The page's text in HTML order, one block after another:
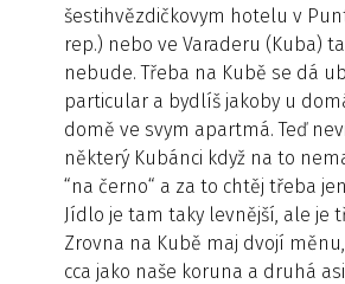
šestihvězdičkovym hotelu v
rep.) nebo ve Varaderu (Kuba)
nebude. Třeba na Kubě se dá
particular a bydlíš jakoby u
domě ve svym apartmá. Teď
některý Kubánci když na to
“na černo“ a za to chtěj třeba
Jídlo je tam taky levnější, ale je
Zrovna na Kubě maj dvojí
cca jako naše koruna a druhá